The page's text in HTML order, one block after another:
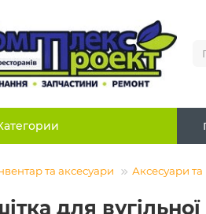
та аксесуари Аксесуари
для